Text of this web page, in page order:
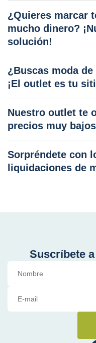
¿Quieres marcar
mucho dinero?
solución!
¿Buscas moda
¡El outlet es tu
Nuestro outlet te
precios muy bajos
Sorpréndete con
liquidaciones de
Suscríbete